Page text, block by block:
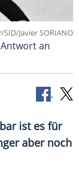
SID/Javier SORIANO
an
ist es für
aber noch